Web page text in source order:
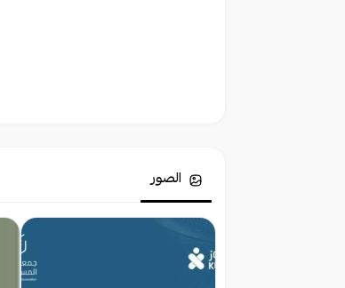
الصور